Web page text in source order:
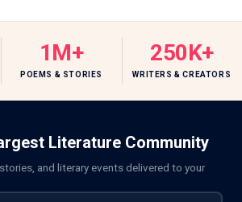
1M+
POEMS & STORIES
250K+
WRITERS & CREATORS
Literature Community
and literary events delivered to your